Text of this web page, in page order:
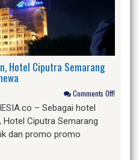
Hotel Ciputra Semarang
Comments Off!
– Sebagai hotel
Ciputra Semarang
dan promo promo